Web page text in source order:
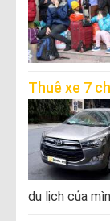
Thuê xe 7
du lịch của